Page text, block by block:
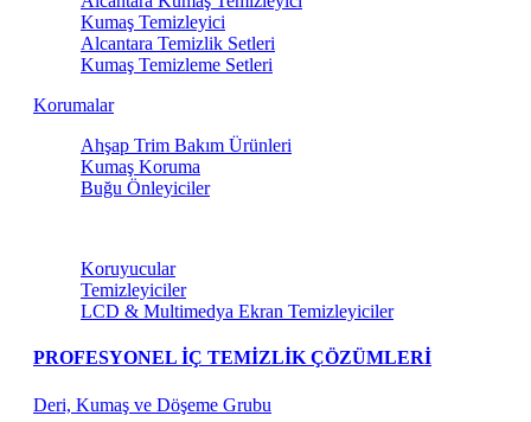
Kumaş Temizleyici
Alcantara Temizlik Setleri
Kumaş Temizleme Setleri
Korumalar
Ahşap Trim Bakım Ürünleri
Kumaş Koruma
Buğu Önleyiciler
Koruyucular
Temizleyiciler
LCD & Multimedya Ekran Temizleyiciler
PROFESYONEL İÇ TEMİZLİK ÇÖZÜMLERİ
Deri, Kumaş ve Döşeme Grubu